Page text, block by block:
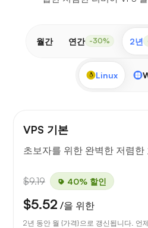
월간 연간 -30% 2년
Linux
VPS 기본
초보자를 위한 완벽한 저렴한
$9.19 40% 할인
$5.52 /을 위한
2년 동안 월 {가격}으로 갱신됩니다. 언